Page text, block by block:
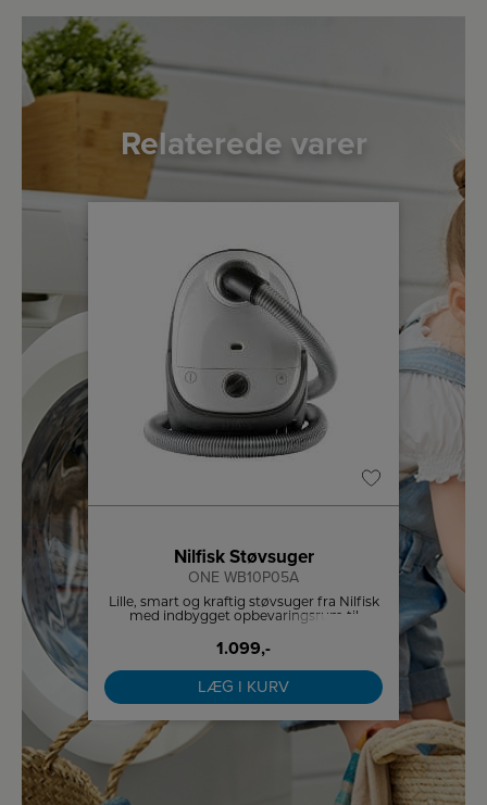
Relaterede varer
OutdoorChef Pizza- og bagesten L
eller i
Nilfisk Støvsuger
ONE WB10P05A
Lille, smart og kraftig støvsuger fra Nilfisk
med indbygget opbevaringsrum til
1.099,-
LÆG I KURV